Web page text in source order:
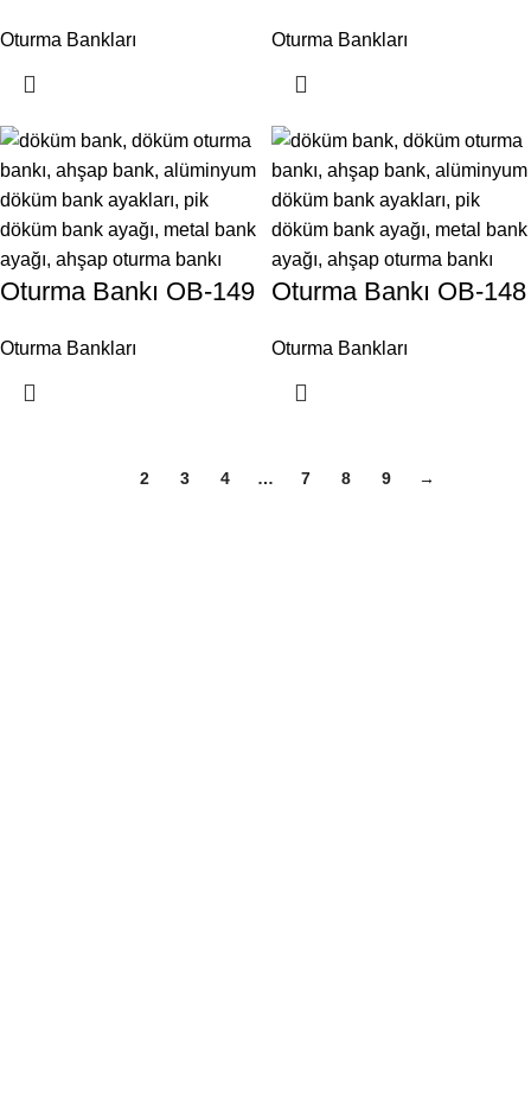
Oturma Bankları Oturma Bankları
Oturma Bankı OB-149
Oturma Bankları
Oturma Bankı OB-148
Oturma Bankları
2 3 4 … 7 8 9 →